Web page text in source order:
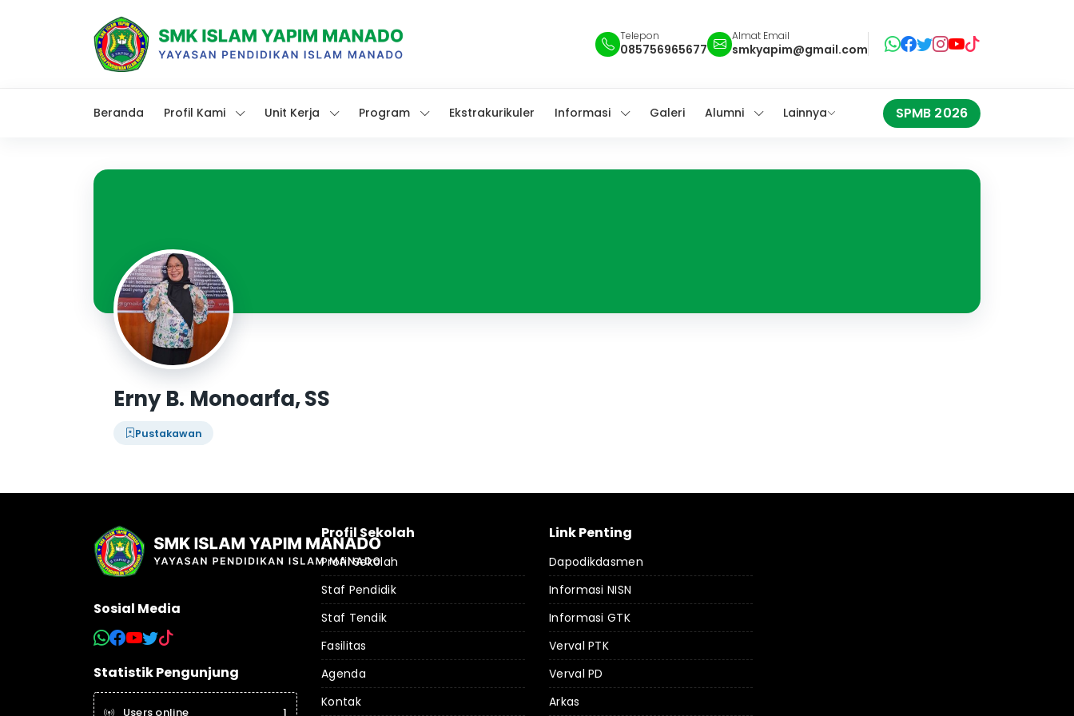
Telepon
085756965677
Almat Email
smkyapim@gmail.com
Beranda Profil Kami Unit Kerja Program Ekstrakurikuler Informasi Galeri Alumni Lainnya SPMB 2026
Erny B. Monoarfa, SS
Pustakawan
Sosial Media
Statistik Pengunjung
Users online 1
Profil Sekolah
Profil Sekolah
Staf Pendidik
Staf Tendik
Fasilitas
Agenda
Kontak
Link Penting
Dapodikdasmen
Informasi NISN
Informasi GTK
Verval PTK
Verval PD
Arkas